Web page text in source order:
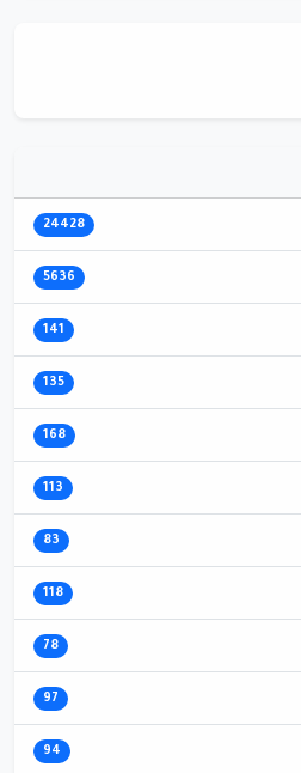
24428
5636
141
135
168
113
83
118
78
97
94